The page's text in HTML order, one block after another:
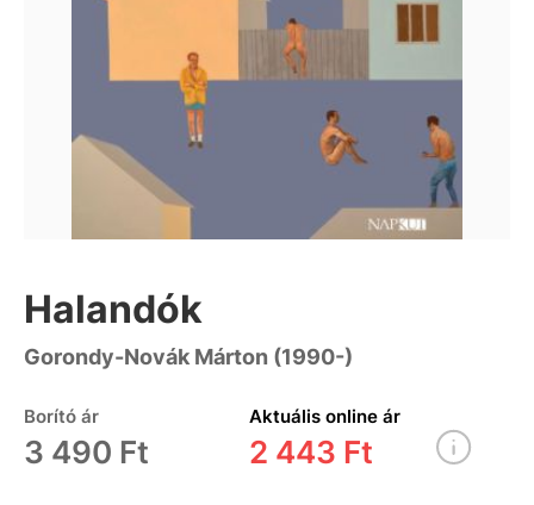
Halandók
Gorondy-Novák Márton (1990-)
Borító ár
3 490 Ft
Aktuális online ár
2 443 Ft